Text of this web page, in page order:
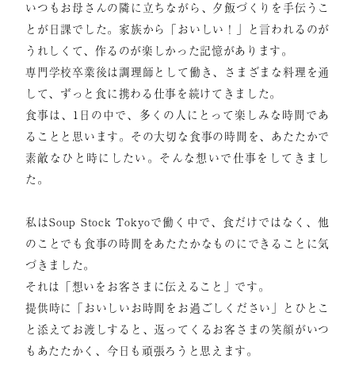
いつもお母さんの隣に立ちながら、夕飯づくりを手伝うこ
とが日課でした。家族から「おいしい！」と言われるのが
うれしくて、作るのが楽しかった記憶があります。
専門学校卒業後は調理師として働き、さまざまな料理を通
して、ずっと食に携わる仕事を続けてきました。
食事は、1日の中で、多くの人にとって楽しみな時間であ
ることと思います。その大切な食事の時間を、あたたかで
素敵なひと時にしたい。そんな想いで仕事をしてきまし
た。
私はSoup Stock Tokyoで働く中で、食だけではなく、他
のことでも食事の時間をあたたかなものにできることに気
づきました。
それは「想いをお客さまに伝えること」です。
提供時に「おいしいお時間をお過ごしください」とひとこ
と添えてお渡しすると、返ってくるお客さまの笑顔がいつ
もあたたかく、今日も頑張ろうと思えます。